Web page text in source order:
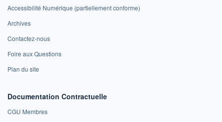
Accessibilité Numérique (partiellement conforme)
Archives
Contactez-nous
Foire aux Questions
Plan du site
Documentation Contractuelle
CGU Membres